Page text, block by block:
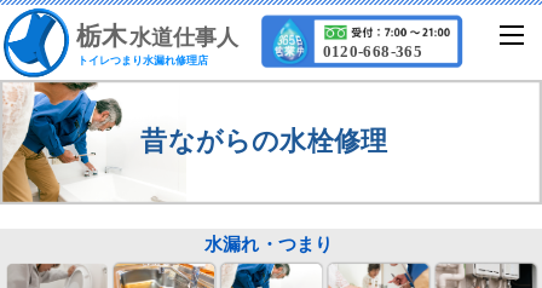
栃木水道仕事人
トイレつまり水漏れ修理店 0120-668-365
昔ながらの水栓修理
水漏れ・つまり